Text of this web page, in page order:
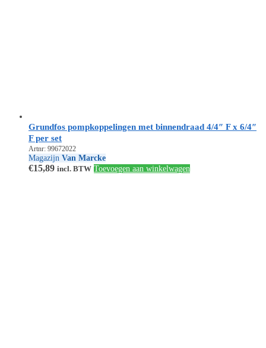
Grundfos pompkoppelingen met binnendraad 4/4″ F x 6/4″
F per set
Artnr: 99672022
Magazijn Van Marcke
€15,89 incl. BTW Toevoegen aan winkelwagen